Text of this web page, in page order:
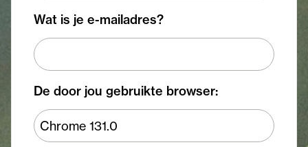
Wat is je e-mailadres?
De door jou gebruikte browser: